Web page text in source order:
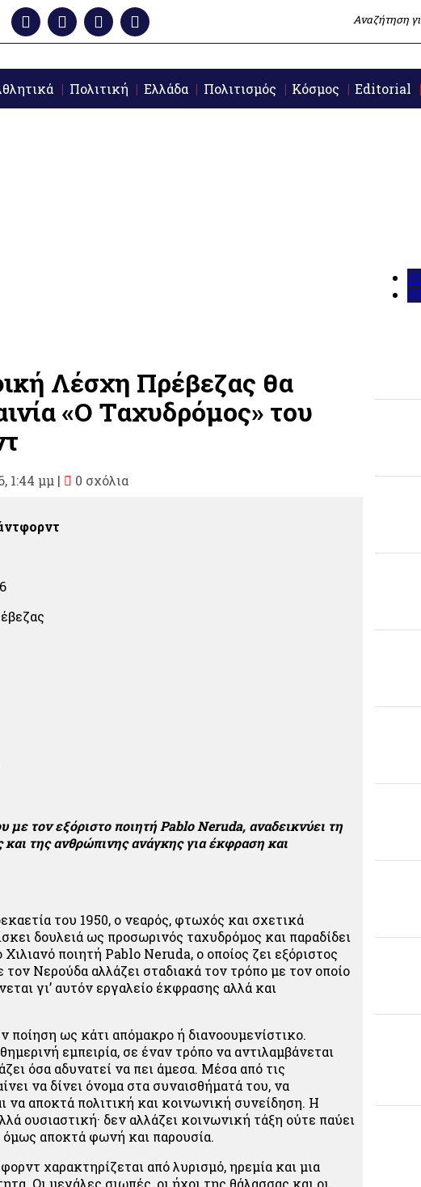
Αναζήτηση
Πολιτική Ελλάδα Πολιτισμός Κόσμος Editorial
Λέσχη Πρέβεζας θα
«Ο Ταχυδρόμος» του
1:44 μμ | 0 σχόλια
τον εξόριστο ποιητή Pablo Neruda, αναδεικνύει τη
και της ανθρώπινης ανάγκης για έκφραση και
του 1950, ο νεαρός, φτωχός και σχετικά
δουλειά ως προσωρινός ταχυδρόμος και παραδίδει
ποιητή Pablo Neruda, ο οποίος ζει εξόριστος
τον Νερούδα αλλάζει σταδιακά τον τρόπο με τον οποίο
γι’ αυτόν εργαλείο έκφρασης αλλά και
ποίηση ως κάτι απόμακρο ή διανοουμενίστικο.
εμπειρία, σε έναν τρόπο να αντιλαμβάνεται
όσα αδυνατεί να πει άμεσα. Μέσα από τις
να δίνει όνομα στα συναισθήματά του, να
να αποκτά πολιτική και κοινωνική συνείδηση. Η
ουσιαστική· δεν αλλάζει κοινωνική τάξη ούτε παύει
όμως αποκτά φωνή και παρουσία.
χαρακτηρίζεται από λυρισμό, ηρεμία και μια
Οι μεγάλες σιωπές, οι ήχοι της θάλασσας και οι